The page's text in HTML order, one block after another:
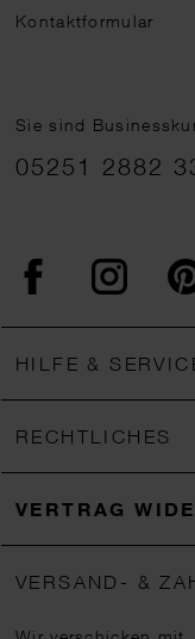
Kontaktformular
Sie sind
05251 2882
Facebook
HILFE &
RECHTLICHES
VERTRAG
VERSAND- &